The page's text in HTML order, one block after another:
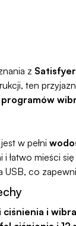
z Satisfyer
ten
programów
w pełni
i łatwo mieści
co
ciśnienia i